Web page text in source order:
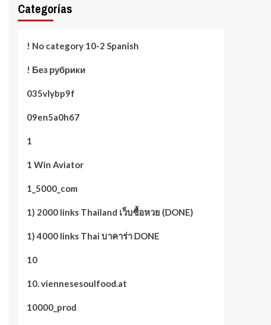
Categorías
! No category 10-2 Spanish
! Без рубрики
035vlybp9f
09en5a0h67
1
1 Win Aviator
1_5000_com
1) 2000 links Thailand เว็บซื้อหวย (DONE)
1) 4000 links Thai บาคาร่า DONE
10
10. viennesesoulfood.at
10000_prod